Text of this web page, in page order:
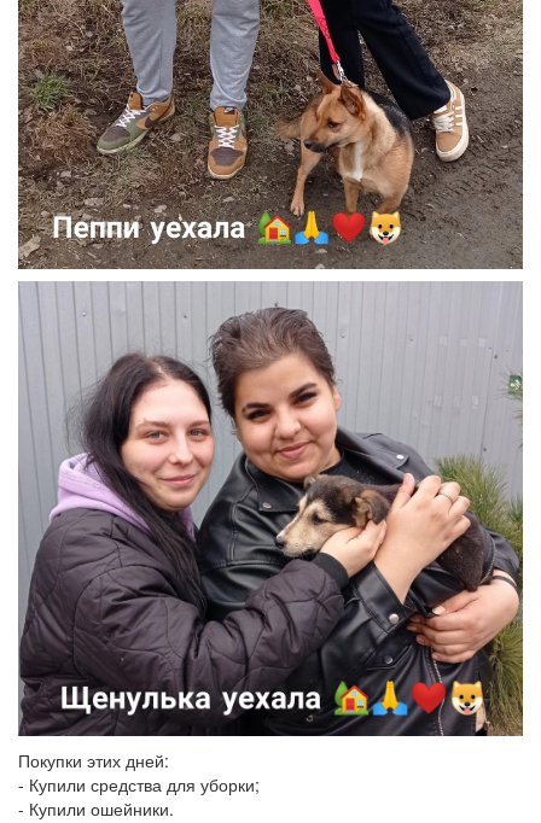
Покупки этих дней:
- Купили средства для уборки;
- Купили ошейники.